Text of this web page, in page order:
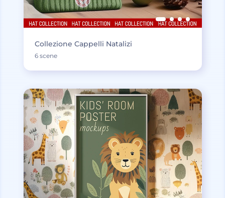
Collezione Cappelli Natalizi
6 scene